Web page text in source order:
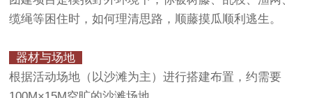
缆绳等困住时，如何理清思路，顺藤摸瓜顺利逃生。
器材与场地
根据活动场地（以沙滩为主）进行搭建布置，约需要